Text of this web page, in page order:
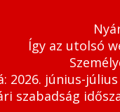
Így az utolsó
2026. június-
szabadság